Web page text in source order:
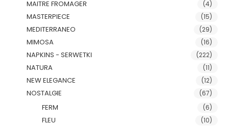
MAITRE FROMAGER (4)
MASTERPIECE (15)
MEDITERRANEO (29)
MIMOSA (16)
NAPKINS - SERWETKI (222)
NATURA (11)
NEW ELEGANCE (12)
NOSTALGIE (67)
FERM (6)
FLEU (10)